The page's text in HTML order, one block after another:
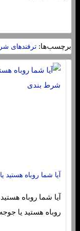
برچسب‌ها: ترفندهای
آیا شما روباه
آیا شما روباه
روباه هستید یا